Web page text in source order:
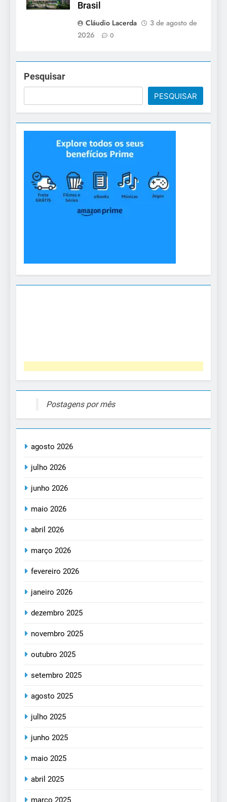
Brasil
Cláudio Lacerda
3 de agosto de
2026
0
Pesquisar
PESQUISAR
Postagens por mês
agosto 2026
julho 2026
junho 2026
maio 2026
abril 2026
março 2026
fevereiro 2026
janeiro 2026
dezembro 2025
novembro 2025
outubro 2025
setembro 2025
agosto 2025
julho 2025
junho 2025
maio 2025
abril 2025
março 2025